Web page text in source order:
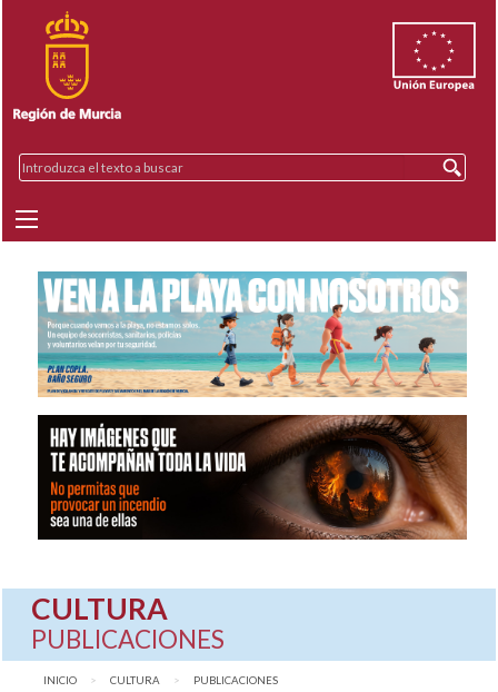
CULTURA
PUBLICACIONES
INICIO CULTURA AQUÍ:
PUBLICACIONES